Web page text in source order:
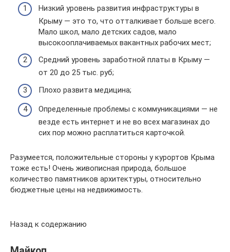
Низкий уровень развития инфраструктуры в
Крыму — это то, что отталкивает больше всего.
Мало школ, мало детских садов, мало
высокооплачиваемых вакантных рабочих мест;
Средний уровень заработной платы в Крыму —
от 20 до 25 тыс. руб;
Плохо развита медицина;
Определенные проблемы с коммуникациями — не
везде есть интернет и не во всех магазинах до
сих пор можно расплатиться карточкой.
Разумеется, положительные стороны у курортов Крыма
тоже есть! Очень живописная природа, большое
количество памятников архитектуры, относительно
бюджетные цены на недвижимость.
Назад к содержанию